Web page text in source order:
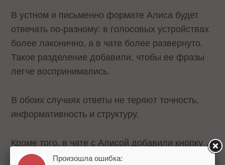
В устном и письменно формате Алиса будет
отвечать по-разному: в голосовых устройствах
более лаконично, а в чате более развернуто.
Такое разделение добавили, чтобы ее фразы
легче воспринимались.
В обоих случаях ответы не теряют точность,
информативность и структуру.
Кроме того, в чате с Алисой добавили кнопку
«Поиск». После нажатия на нее пользователь
Произошла ошибка: